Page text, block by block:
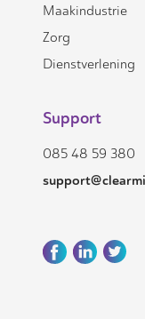
Maakindustrie
Zorg
Dienstverlening
Support
085 48 59 380